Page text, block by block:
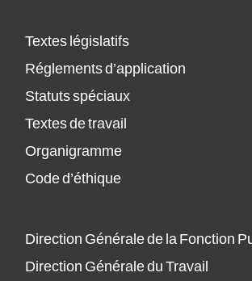
Textes législatifs
Réglements d’application
Statuts spéciaux
Textes de travail
Organigramme
Code d’éthique
Direction Générale de la Fonction
Direction Générale du Travail